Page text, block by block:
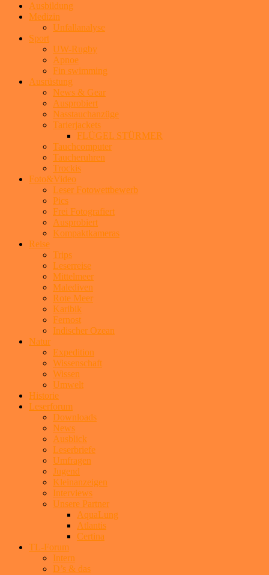
Ausbildung
Medizin
Unfallanalyse
Sport
UW-Rugby
Apnoe
Fin swimming
Ausrüstung
News & Gear
Ausprobiert
Nasstauchanzüge
Tarierjackets
FLÜGEL STÜRMER
Tauchcomputer
Taucheruhren
Trockis
Foto&Video
Leser Fotowettbewerb
Pics
Frei Fotografiert
Ausprobiert
Kompaktkameras
Reise
Trips
Leserreise
Mittelmeer
Malediven
Rote Meer
Karibik
Fernost
Indischer Ozean
Natur
Expedition
Wissenschaft
Wissen
Umwelt
Historie
Leserforum
Downloads
News
Ausblick
Leserbriefe
Umfragen
Jugend
Kleinanzeigen
Interviews
Unsere Partner
AquaLung
Atlantis
Certina
TL-Forum
Intern
D’s & das